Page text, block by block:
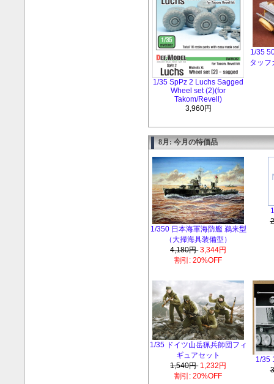
1/35 SpPz 2 Luchs Sagged
Wheel set (2)(for
Takom/Revell)
3,960円
1/35
タッフ
8月: 今月の特価品
1/350 日本海軍海防艦 鵜来型
（大掃海具装備型）
4,180円 3,344円
割引: 20%OFF
1/35 ドイツ山岳猟兵師団フィ
ギュアセット
1,540円 1,232円
割引: 20%OFF
1/35